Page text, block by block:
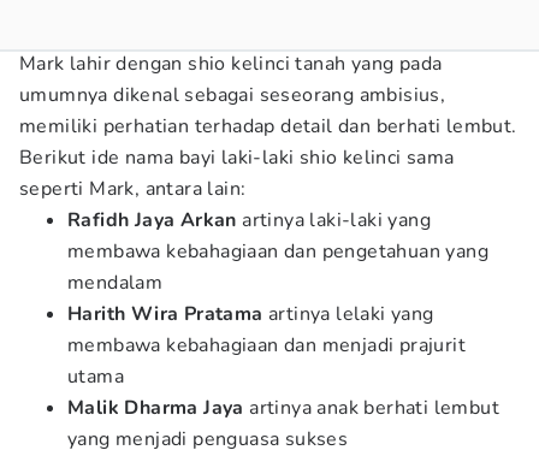
Mark lahir dengan shio kelinci tanah yang pada
umumnya dikenal sebagai seseorang ambisius,
memiliki perhatian terhadap detail dan berhati lembut.
Berikut ide nama bayi laki-laki shio kelinci sama
seperti Mark, antara lain:
Rafidh Jaya Arkan artinya laki-laki yang
membawa kebahagiaan dan pengetahuan yang
mendalam
Harith Wira Pratama artinya lelaki yang
membawa kebahagiaan dan menjadi prajurit
utama
Malik Dharma Jaya artinya anak berhati lembut
yang menjadi penguasa sukses